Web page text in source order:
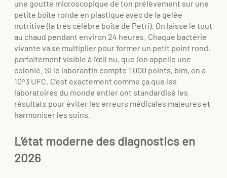
une goutte microscopique de ton prélèvement sur une
petite boîte ronde en plastique avec de la gelée
nutritive (la très célèbre boîte de Petri). On laisse le tout
au chaud pendant environ 24 heures. Chaque bactérie
vivante va se multiplier pour former un petit point rond,
parfaitement visible à l’œil nu, que l’on appelle une
colonie. Si le laborantin compte 1 000 points, bim, on a
10^3 UFC. C’est exactement comme ça que les
laboratoires du monde entier ont standardisé les
résultats pour éviter les erreurs médicales majeures et
harmoniser les soins.
L’état moderne des diagnostics en
2026